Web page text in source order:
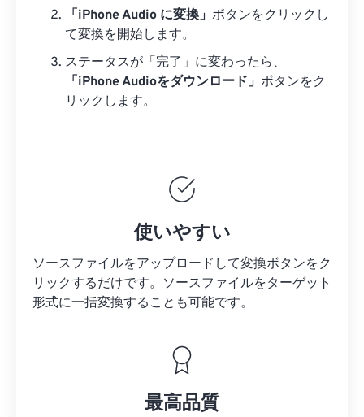
「iPhone Audio に変換」 ボタンをクリックし
て変換を開始します。
ステータスが「完了」に変わったら、
「iPhone Audioをダウンロード」 ボタンをク
リックします。
使いやすい
ソースファイルをアップロードして変換ボタンをク
リックするだけです。 ソースファイルをターゲット
形式に一括変換することも可能です。
最高品質